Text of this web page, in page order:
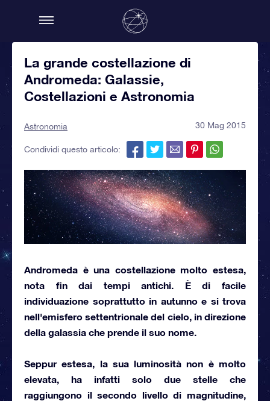
La grande costellazione di
Andromeda: Galassie,
Costellazioni e Astronomia
Astronomia 30 Mag 2015
Condividi questo articolo:
Andromeda è una costellazione molto estesa,
nota fin dai tempi antichi. È di facile
individuazione soprattutto in autunno e si trova
nell'emisfero settentrionale del cielo, in direzione
della galassia che prende il suo nome.
Seppur estesa, la sua luminosità non è molto
elevata, ha infatti solo due stelle che
raggiungono il secondo livello di magnitudine,